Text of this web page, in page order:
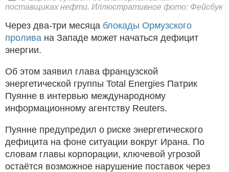
поставщиках нефти. Иллюстративное фото: Фейсбук
Через два-три месяца блокады Ормузского
пролива на Западе может начаться дефицит
энергии.
Об этом заявил глава французской
энергетической группы Total Energies Патрик
Пуянне в интервью международному
информационному агентству Reuters.
Пуянне предупредил о риске энергетического
дефицита на фоне ситуации вокруг Ирана. По
словам главы корпорации, ключевой угрозой
остаётся возможное нарушение поставок через